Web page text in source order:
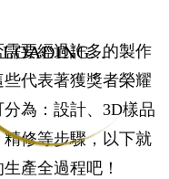
LOADING...
要經過許多的製作
代表著獲獎者榮耀
為：設計、3D樣品
修等步驟，以下就
產全過程吧！